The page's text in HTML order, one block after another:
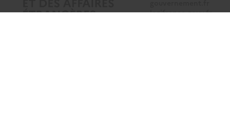
legifrance.gouv.fr